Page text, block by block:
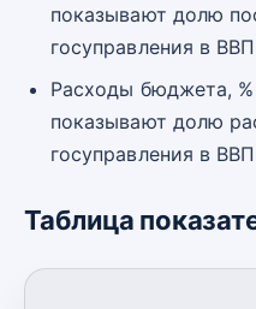
показывают долю
госуправления в
Расходы бюджета,
показывают долю
госуправления в
Таблица